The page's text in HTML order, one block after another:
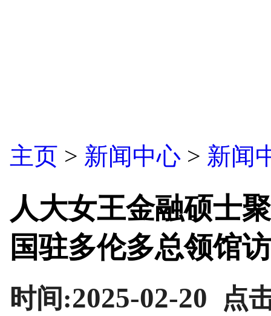
主页 > 新闻中心 > 新闻
人大女王金融硕士
国驻多伦多总领馆
时间:2025-02-20 点